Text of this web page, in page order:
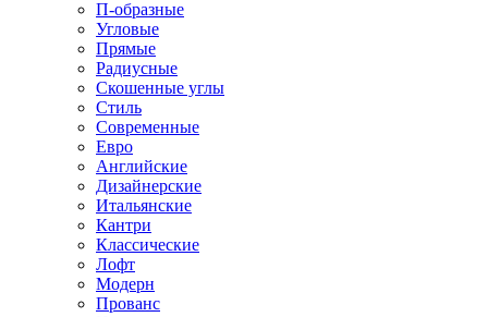
П-образные
Угловые
Прямые
Радиусные
Скошенные углы
Стиль
Современные
Евро
Английские
Дизайнерские
Итальянские
Кантри
Классические
Лофт
Модерн
Прованс